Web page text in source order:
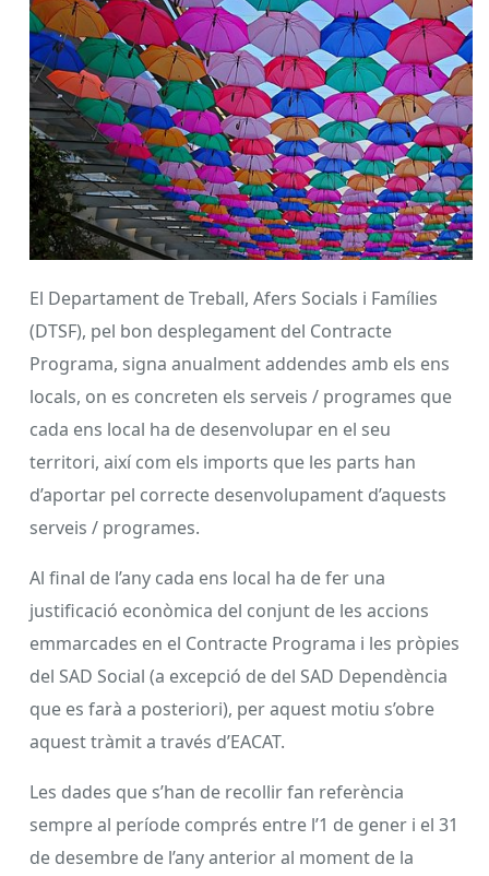
El Departament de Treball, Afers Socials i Famílies
(DTSF), pel bon desplegament del Contracte
Programa, signa anualment addendes amb els ens
locals, on es concreten els serveis / programes que
cada ens local ha de desenvolupar en el seu
territori, així com els imports que les parts han
d’aportar pel correcte desenvolupament d’aquests
serveis / programes.
Al final de l’any cada ens local ha de fer una
justificació econòmica del conjunt de les accions
emmarcades en el Contracte Programa i les pròpies
del SAD Social (a excepció de del SAD Dependència
que es farà a posteriori), per aquest motiu s’obre
aquest tràmit a través d’EACAT.
Les dades que s’han de recollir fan referència
sempre al període comprés entre l’1 de gener i el 31
de desembre de l’any anterior al moment de la